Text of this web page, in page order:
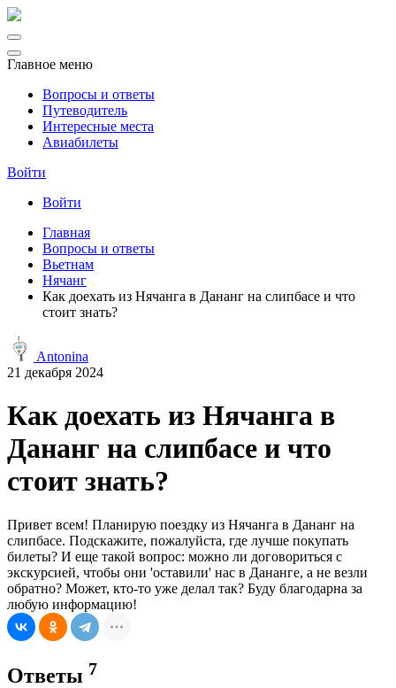
Главное меню
Вопросы и ответы
Путеводитель
Интересные места
Авиабилеты
Войти
Войти
Главная
Вопросы и ответы
Вьетнам
Нячанг
Как доехать из Нячанга в Дананг на слипбасе и что
стоит знать?
Antonina
21 декабря 2024
Как доехать из Нячанга в
Дананг на слипбасе и что
стоит знать?
Привет всем! Планирую поездку из Нячанга в Дананг на
слипбасе. Подскажите, пожалуйста, где лучше покупать
билеты? И еще такой вопрос: можно ли договориться с
экскурсией, чтобы они 'оставили' нас в Дананге, а не везли
обратно? Может, кто-то уже делал так? Буду благодарна за
любую информацию!
Ответы 7